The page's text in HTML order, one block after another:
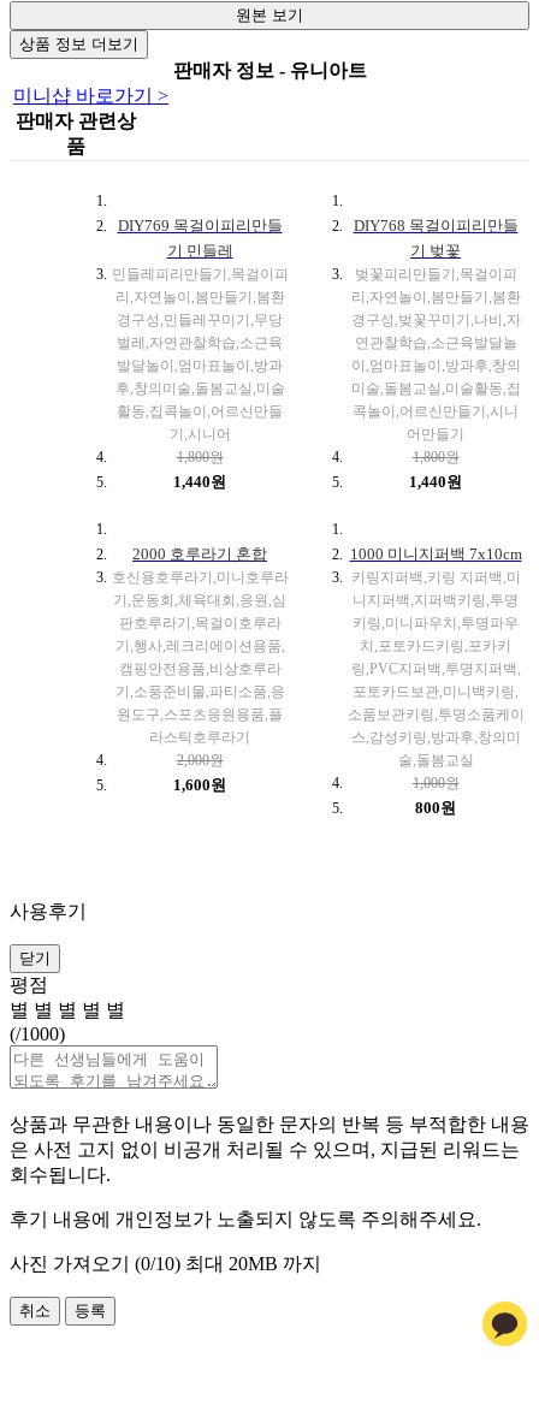
원본 보기
상품 정보 더보기
판매자 정보 - 유니아트
미니샵 바로가기 >
판매자 관련상
품
DIY769 목걸이피리만들
기 민들레
민들레피리만들기,목걸이피
리,자연놀이,봄만들기,봄환
경구성,민들레꾸미기,무당
벌레,자연관찰학습,소근육
발달놀이,엄마표놀이,방과
후,창의미술,돌봄교실,미술
활동,집콕놀이,어르신만들
기,시니어
1,800원
1,440원
DIY768 목걸이피리만들
기 벚꽃
벚꽃피리만들기,목걸이피
리,자연놀이,봄만들기,봄환
경구성,벚꽃꾸미기,나비,자
연관찰학습,소근육발달놀
이,엄마표놀이,방과후,창의
미술,돌봄교실,미술활동,집
콕놀이,어르신만들기,시니
어만들기
1,800원
1,440원
2000 호루라기 혼합
호신용호루라기,미니호루라
기,운동회,체육대회,응원,심
판호루라기,목걸이호루라
기,행사,레크리에이션용품,
캠핑안전용품,비상호루라
기,소풍준비물,파티소품,응
원도구,스포츠응원용품,플
라스틱호루라기
2,000원
1,600원
1000 미니지퍼백 7x10cm
키링지퍼백,키링 지퍼백,미
니지퍼백,지퍼백키링,투명
키링,미니파우치,투명파우
치,포토카드키링,포카키
링,PVC지퍼백,투명지퍼백,
포토카드보관,미니백키링,
소품보관키링,투명소품케이
스,감성키링,방과후,창의미
술,돌봄교실
1,000원
800원
사용후기
닫기
평점
별 별 별 별 별
(/1000)
상품과 무관한 내용이나 동일한 문자의 반복 등 부적합한 내용
은 사전 고지 없이 비공개 처리될 수 있으며, 지급된 리워드는
회수됩니다.
후기 내용에 개인정보가 노출되지 않도록 주의해주세요.
사진 가져오기 (0/10) 최대 20MB 까지
취소 등록